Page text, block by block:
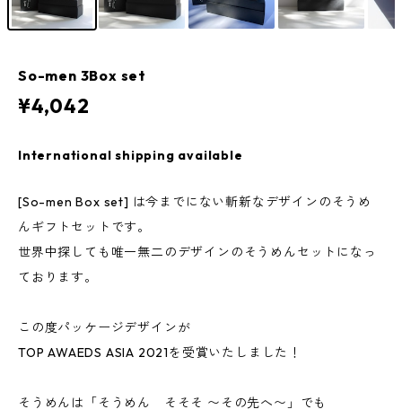
So-men 3Box set
¥4,042
International shipping available
[So-men Box set] は今までにない斬新なデザインのそうめ
んギフトセットです。
世界中探しても唯一無二のデザインのそうめんセットになっ
ております。
この度パッケージデザインが
TOP AWAEDS ASIA 2021を受賞いたしました！
そうめんは「そうめん そそそ 〜その先へ〜」でも